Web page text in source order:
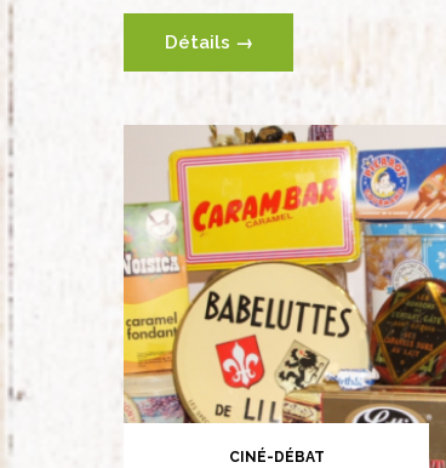
Détails →
CINÉ-DÉBAT